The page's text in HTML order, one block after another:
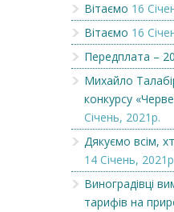
Вітаємо 16
Вітаємо 16
Передплата –
Михайло
конкурсу
Січень, 2021р.
Дякуємо всім,
14 Січень,
Виноградівці
тарифів на